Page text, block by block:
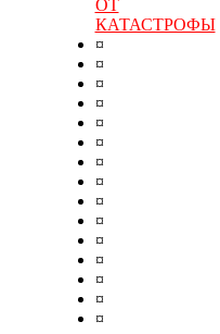
ОТ
КАТАСТРОФЫ
¤
¤
¤
¤
¤
¤
¤
¤
¤
¤
¤
¤
¤
¤
¤